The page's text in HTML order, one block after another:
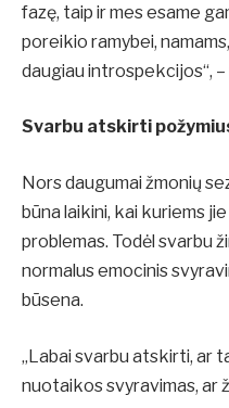
fazę, taip ir mes esame
poreikio ramybei,
daugiau introspekcijos“,
Svarbu atskirti
Nors daugumai žmonių
būna laikini, kai kuriems
problemas. Todėl svarbu
normalus emocinis
būsena.
„Labai svarbu atskirti, ar
nuotaikos svyravimas, ar